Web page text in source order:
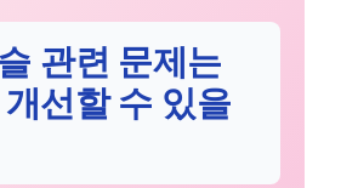
관련 문제는
선할 수 있을